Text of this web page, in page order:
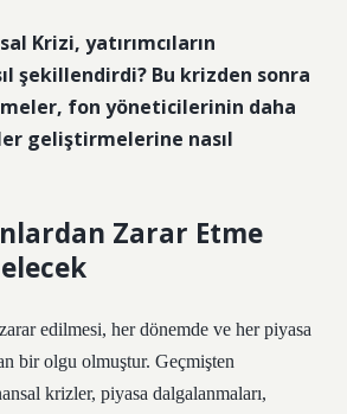
Krizi, yatırımcıların
şekillendirdi? Bu krizden sonra
fon yöneticilerinin daha
geliştirmelerine nasıl
Zarar Etme
edilmesi, her dönemde ve her piyasa
bir olgu olmuştur. Geçmişten
krizler, piyasa dalgalanmaları,